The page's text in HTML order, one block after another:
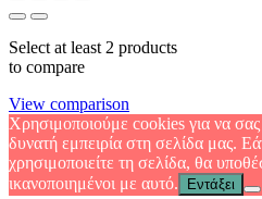
Select at least 2 products
to compare
View comparison
Χρησιμοποιούμε cookies για να
δυνατή εμπειρία στη σελίδα μας.
χρησιμοποιείτε τη σελίδα, θα
ικανοποιημένοι με αυτό.
Εντάξει